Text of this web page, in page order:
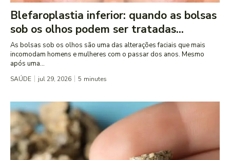
Blefaroplastia inferior: quando as bolsas
sob os olhos podem ser tratadas...
As bolsas sob os olhos são uma das alterações faciais que mais
incomodam homens e mulheres com o passar dos anos. Mesmo
após uma...
SAÚDE jul 29, 2026 5 minutes